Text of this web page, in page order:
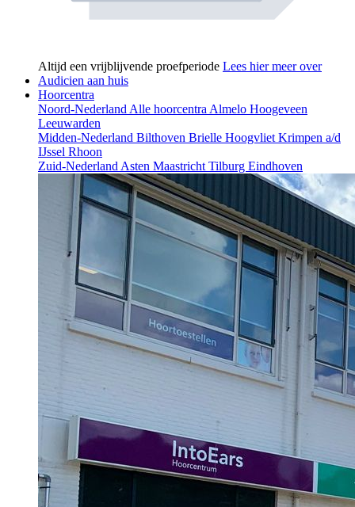
Altijd een vrijblijvende proefperiode Lees hier meer over
Audicien aan huis
Hoorcentra
Noord-NederlandAlle hoorcentraAlmelo Hoogeveen
Leeuwarden
Midden-Nederland Bilthoven Brielle HoogvlietKrimpen a/d
IJssel Rhoon
Zuid-NederlandAsten MaastrichtTilburg Eindhoven